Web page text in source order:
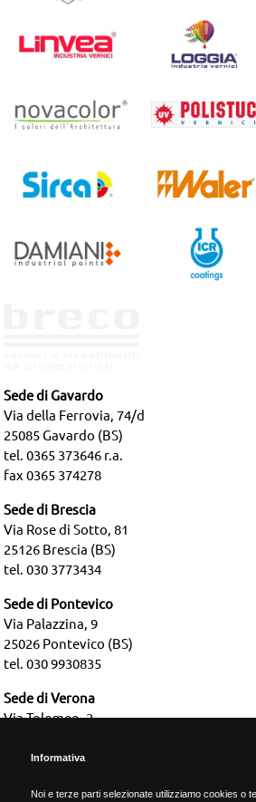
Informativa
Noi e terze parti selezionate utilizziamo cookies o
Sede di Gavardo
Via della Ferrovia, 74/d
25085 Gavardo (BS)
tel. 0365 373646 r.a.
fax 0365 374278
Sede di Brescia
Via Rose di Sotto, 81
25126 Brescia (BS)
tel. 030 3773434
Sede di Pontevico
Via Palazzina, 9
25026 Pontevico (BS)
tel. 030 9930835
Sede di Verona
Via Tolomeo, 2
tel. 045 2583664